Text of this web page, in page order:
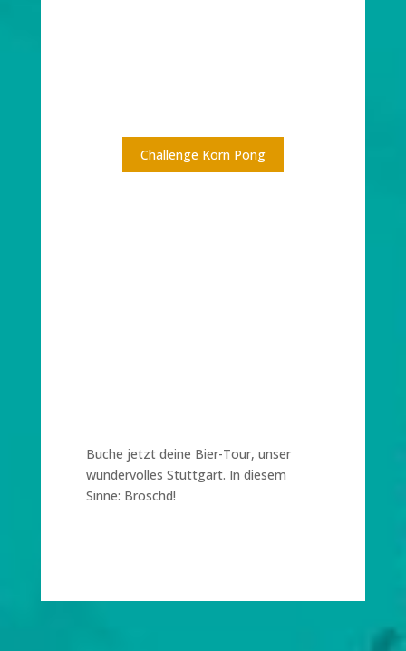
Challenge Korn Pong
Buche jetzt deine Bier-Tour, unser
wundervolles Stuttgart. In diesem
Sinne: Broschd!